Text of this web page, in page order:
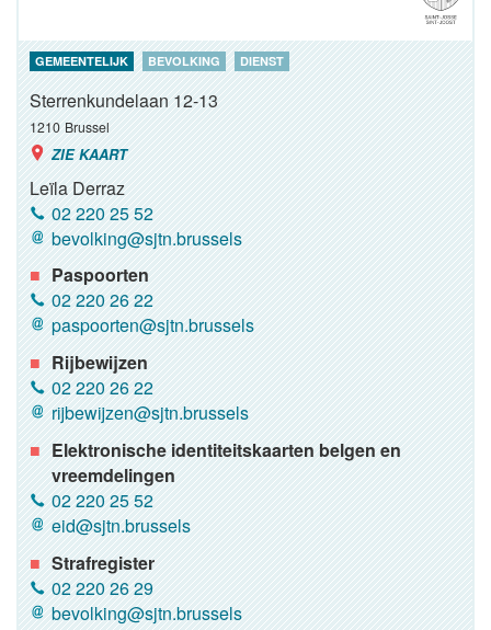
GEMEENTELIJK BEVOLKING DIENST
Sterrenkundelaan 12-13
1210 Brussel
ZIE KAART
Leïla Derraz
02 220 25 52
bevolking@sjtn.brussels
Paspoorten
02 220 26 22
paspoorten@sjtn.brussels
Rijbewijzen
02 220 26 22
rijbewijzen@sjtn.brussels
Elektronische identiteitskaarten belgen en
vreemdelingen
02 220 25 52
eid@sjtn.brussels
Strafregister
02 220 26 29
bevolking@sjtn.brussels